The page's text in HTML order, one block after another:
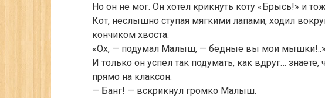
Но он не мог. Он хотел крикнуть коту «Брысь!» и
Кот, неслышно ступая мягкими лапами, ходил
кончиком хвоста.
«Ох, — подумал Малыш, — бедные вы мои мышки!..»
И только он успел так подумать, как вдруг…
прямо на клаксон.
— Банг! — вскрикнул громко Малыш.